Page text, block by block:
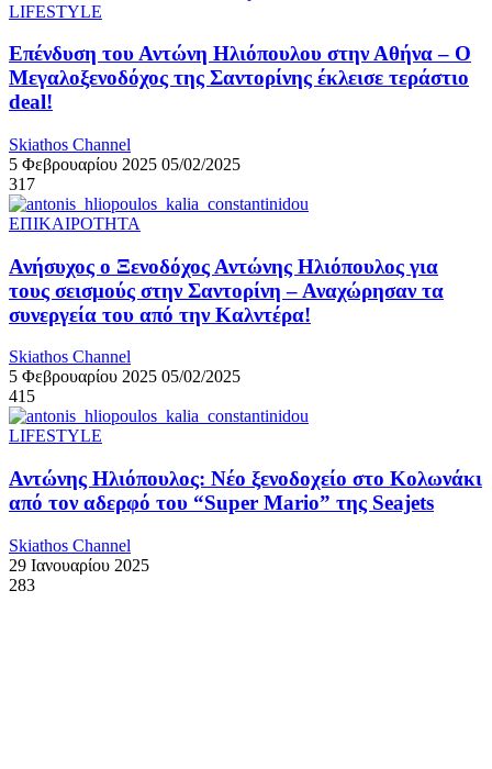
LIFESTYLE
Επένδυση του Αντώνη Ηλιόπουλου στην Αθήνα – Ο
Μεγαλοξενοδόχος της Σαντορίνης έκλεισε τεράστιο
deal!
Skiathos Channel
5 Φεβρουαρίου 2025 05/02/2025
317
ΕΠΙΚΑΙΡΟΤΗΤΑ
Ανήσυχος ο Ξενοδόχος Αντώνης Ηλιόπουλος για
τους σεισμούς στην Σαντορίνη – Αναχώρησαν τα
συνεργεία του από την Καλντέρα!
Skiathos Channel
5 Φεβρουαρίου 2025 05/02/2025
415
LIFESTYLE
Αντώνης Ηλιόπουλος: Νέο ξενοδοχείο στο Κολωνάκι
από τον αδερφό του “Super Mario” της Seajets
Skiathos Channel
29 Ιανουαρίου 2025
283